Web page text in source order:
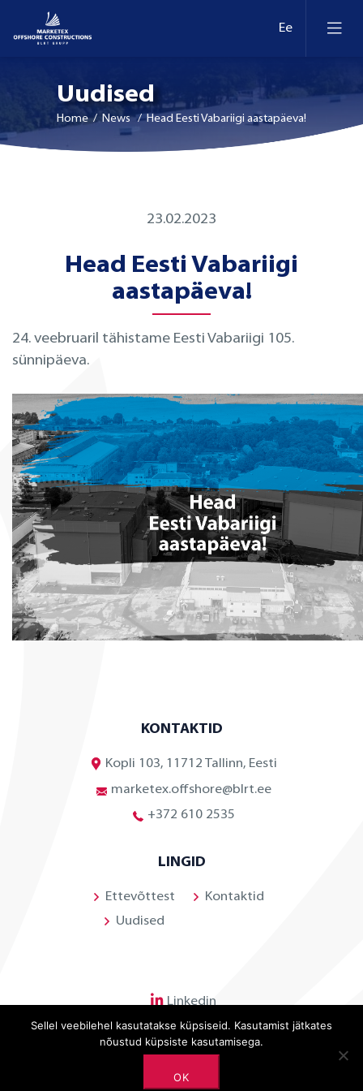
Uudised
Home/ News / Head Eesti Vabariigi aastapäeva!
23.02.2023
Head Eesti Vabariigi
aastapäeva!
24. veebruaril tähistame Eesti Vabariigi 105.
sünnipäeva.
KONTAKTID
Kopli 103, 11712 Tallinn, Eesti
marketex.offshore@blrt.ee
+372 610 2535
LINGID
Ettevõttest
Uudised
Kontaktid
Linkedin
2026 BLRT Grupp. All rights reserved.
Sellel veebilehel kasutatakse küpsiseid. Kasutamist jätkates
nõustud küpsiste kasutamisega.
OK